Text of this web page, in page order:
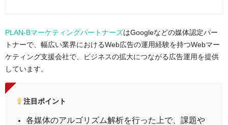
PLAN-BマーケティングパートナーズはGoogleなどの媒体認定パー
トナーで、幅広い業界におけるWeb広告の運用経験を持つWebマー
ケティング支援会社で、ビジネスの拡大につながる広告運用を提供
しています。
注目ポイント
各媒体のアルゴリズム解析を行った上で、課題や